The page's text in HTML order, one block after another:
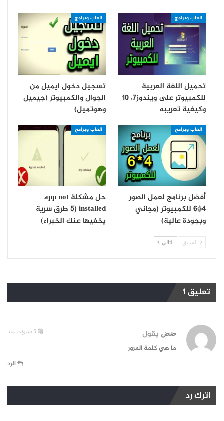
العاب وبرامج
تحميل اللغة العربية
للكمبيوتر على ويندوز7، 10
وكيفية تعريبه
العاب وبرامج
تسجيل دخول ايميل من
الجوال والكمبيوتر (جيميل
وهوتميل)
العاب وبرامج
أفضل برنامج لعمل الصور
4*6 للكمبيوتر (مجاني
وبجودة عالية)
العاب وبرامج
حل مشكلة app not
installed (5 طرق سرية
يخفيها عنك الخبراء)
السابق التالي
تعليق 1
ضض يقول
ما هي كلمة المرور
الرد
اترك رد